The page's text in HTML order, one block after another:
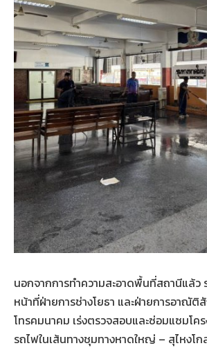
นอกจากการทำความสะอาดพื้นที่สถานีแล้ว
หน้าที่ฝ่ายการช่างโยธา และฝ่ายการอาณั
โทรคมนาคม เร่งตรวจสอบและซ่อมแซมโค
รถไฟในเส้นทางชุมทางหาดใหญ่ – สุไหงโ